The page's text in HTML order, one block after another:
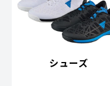
シューズ